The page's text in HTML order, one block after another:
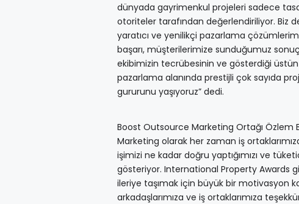
dünyada gayrimenkul projeleri sadece
otoriteler tarafından değerlendiriliyor. Biz
yaratıcı ve yenilikçi pazarlama
başarı, müşterilerimize sunduğumuz
ekibimizin tecrübesinin ve gösterdiği
pazarlama alanında prestijli çok sayıda
gururunu yaşıyoruz” dedi.
Boost Outsource Marketing Ortağı Özlem
Marketing olarak her zaman iş
işimizi ne kadar doğru yaptığımızı ve
gösteriyor. International Property Awards
ileriye taşımak için büyük bir motivasyon
arkadaşlarımıza ve iş ortaklarımıza